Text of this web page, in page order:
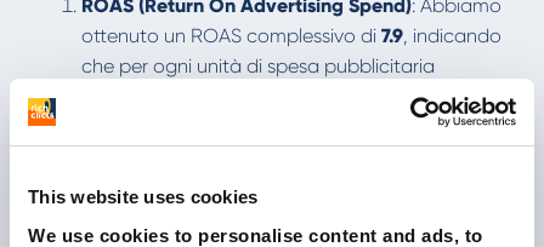
This website uses cookies
We use cookies to personalise content and ads, to
ROAS (Return On Advertising Spend): Abbiamo
ottenuto un ROAS complessivo di 7.9, indicando
che per ogni unità di spesa pubblicitaria
abbiamo generato un ritorno sugli investimenti
di 7.9 volte. Questo valore riflette l'efficacia delle
entrate.
ROAS Google Shopping: In particolare, il nostro